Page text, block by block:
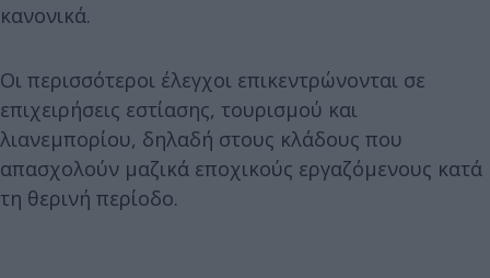
κανονικά.
Οι περισσότεροι έλεγχοι επικεντρώνονται σε
επιχειρήσεις εστίασης, τουρισμού και
λιανεμπορίου, δηλαδή στους κλάδους που
απασχολούν μαζικά εποχικούς εργαζόμενους κατά
τη θερινή περίοδο.